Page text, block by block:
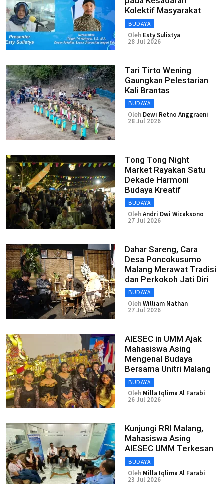
Kolektif Masyarakat
BUDAYA
Oleh Esty Sulistya
28 Jul 2026
Tari Tirto Wening
Gaungkan Pelestarian
Kali Brantas
BUDAYA
Oleh Dewi Retno Anggraeni
28 Jul 2026
Tong Tong Night
Market Rayakan Satu
Dekade Harmoni
Budaya Kreatif
BUDAYA
OlehAndri Dwi Wicaksono
27 Jul 2026
Dahar Sareng, Cara
Desa Poncokusumo
Malang Merawat Tradisi
dan Perkokoh Jati Diri
BUDAYA
OlehWilliam Nathan
27 Jul 2026
AIESEC in UMM Ajak
Mahasiswa Asing
Mengenal Budaya
Bersama Unitri Malang
BUDAYA
Oleh Milla Iqlima Al Farabi
26 Jul 2026
Kunjungi RRI Malang,
Mahasiswa Asing
AIESEC UMM Terkesan
BUDAYA
Oleh Milla Iqlima Al Farabi
23 Jul 2026